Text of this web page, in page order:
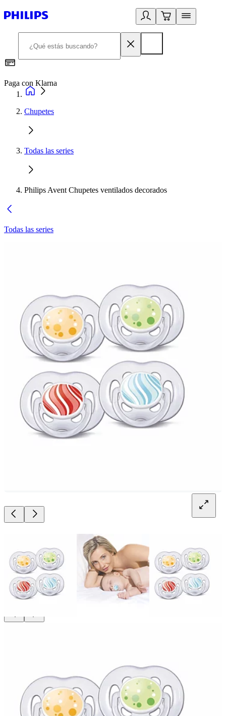
Paga con Klarna
Chupetes
Todas las series
Philips Avent Chupetes ventilados decorados
Todas las series